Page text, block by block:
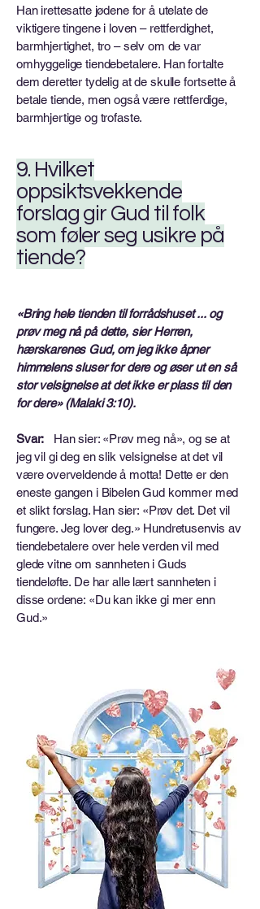
Han irettesatte jødene for å utelate de
viktigere tingene i loven – rettferdighet,
barmhjertighet, tro – selv om de var
omhyggelige tiendebetalere. Han fortalte
dem deretter tydelig at de skulle fortsette å
betale tiende, men også være rettferdige,
barmhjertige og trofaste.
9. Hvilket
oppsiktsvekkende
forslag gir Gud til folk
som føler seg usikre på
tiende?
«Bring hele tienden til forrådshuset ... og
prøv meg nå på dette, sier Herren,
hærskarenes Gud, om jeg ikke åpner
himmelens sluser for dere og øser ut en så
stor velsignelse at det ikke er plass til den
for dere» (Malaki 3:10).
Svar: Han sier: «Prøv meg nå», og se at
jeg vil gi deg en slik velsignelse at det vil
være overveldende å motta! Dette er den
eneste gangen i Bibelen Gud kommer med
et slikt forslag. Han sier: «Prøv det. Det vil
fungere. Jeg lover deg.» Hundretusenvis av
tiendebetalere over hele verden vil med
glede vitne om sannheten i Guds
tiendeløfte. De har alle lært sannheten i
disse ordene: «Du kan ikke gi mer enn
Gud.»